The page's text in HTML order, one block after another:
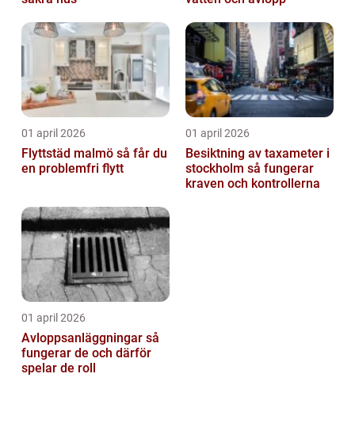
01 april 2026
Flyttstäd malmö så får du
en problemfri flytt
01 april 2026
Besiktning av taxameter i
stockholm så fungerar
kraven och kontrollerna
01 april 2026
Avloppsanläggningar så
fungerar de och därför
spelar de roll